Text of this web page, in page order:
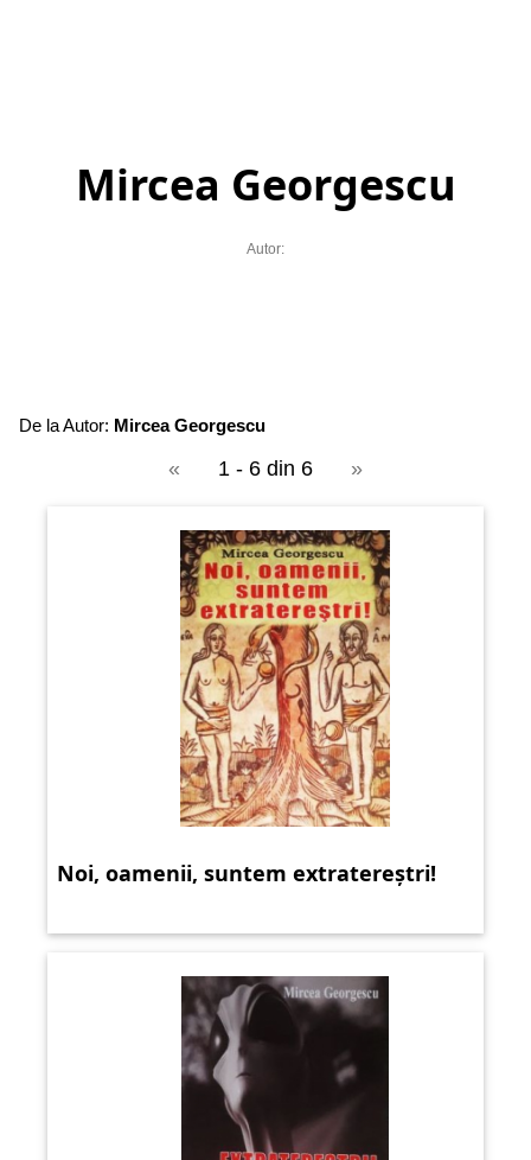
Mircea Georgescu
Autor:
De la Autor: Mircea Georgescu
« 1 - 6 din 6 »
Noi, oamenii, suntem extratereștri!